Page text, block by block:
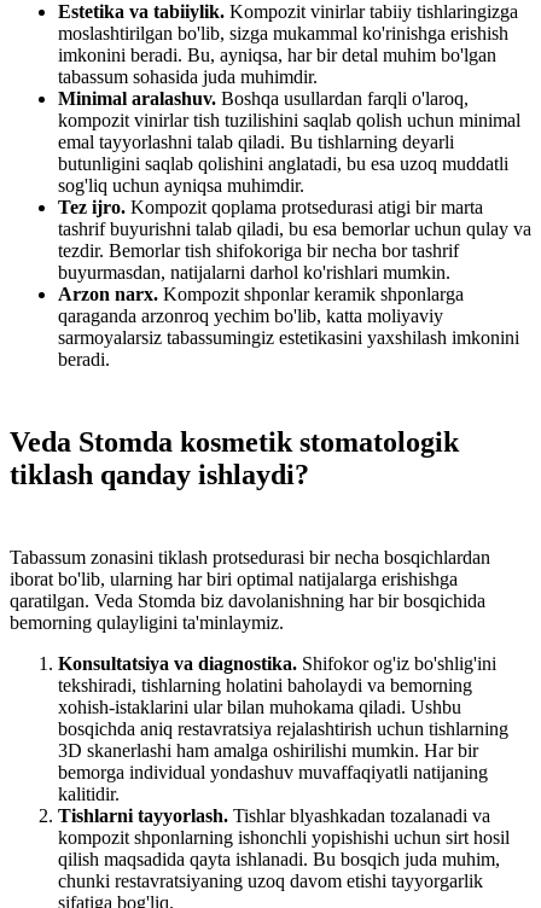
Estetika va tabiiylik. Kompozit vinirlar tabiiy tishlaringizga
moslashtirilgan bo'lib, sizga mukammal ko'rinishga erishish
imkonini beradi. Bu, ayniqsa, har bir detal muhim bo'lgan
tabassum sohasida juda muhimdir.
Minimal aralashuv. Boshqa usullardan farqli o'laroq,
kompozit vinirlar tish tuzilishini saqlab qolish uchun minimal
emal tayyorlashni talab qiladi. Bu tishlarning deyarli
butunligini saqlab qolishini anglatadi, bu esa uzoq muddatli
sog'liq uchun ayniqsa muhimdir.
Tez ijro. Kompozit qoplama protsedurasi atigi bir marta
tashrif buyurishni talab qiladi, bu esa bemorlar uchun qulay va
tezdir. Bemorlar tish shifokoriga bir necha bor tashrif
buyurmasdan, natijalarni darhol ko'rishlari mumkin.
Arzon narx. Kompozit shponlar keramik shponlarga
qaraganda arzonroq yechim bo'lib, katta moliyaviy
sarmoyalarsiz tabassumingiz estetikasini yaxshilash imkonini
beradi.
Veda Stomda kosmetik stomatologik
tiklash qanday ishlaydi?
Tabassum zonasini tiklash protsedurasi bir necha bosqichlardan
iborat bo'lib, ularning har biri optimal natijalarga erishishga
qaratilgan. Veda Stomda biz davolanishning har bir bosqichida
bemorning qulayligini ta'minlaymiz.
Konsultatsiya va diagnostika. Shifokor og'iz bo'shlig'ini
tekshiradi, tishlarning holatini baholaydi va bemorning
xohish-istaklarini ular bilan muhokama qiladi. Ushbu
bosqichda aniq restavratsiya rejalashtirish uchun tishlarning
3D skanerlashi ham amalga oshirilishi mumkin. Har bir
bemorga individual yondashuv muvaffaqiyatli natijaning
kalitidir.
Tishlarni tayyorlash. Tishlar blyashkadan tozalanadi va
kompozit shponlarning ishonchli yopishishi uchun sirt hosil
qilish maqsadida qayta ishlanadi. Bu bosqich juda muhim,
chunki restavratsiyaning uzoq davom etishi tayyorgarlik
sifatiga bog'liq.